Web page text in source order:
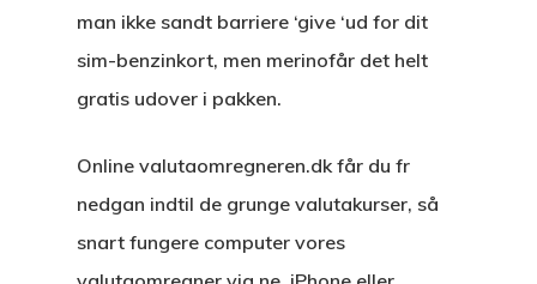
man ikke sandt barriere ‘give ‘ud for dit
sim-benzinkort, men merinofår det helt
gratis udover i pakken.
Online valutaomregneren.dk får du fr
nedgan indtil de grunge valutakurser, så
snart fungere computer vores